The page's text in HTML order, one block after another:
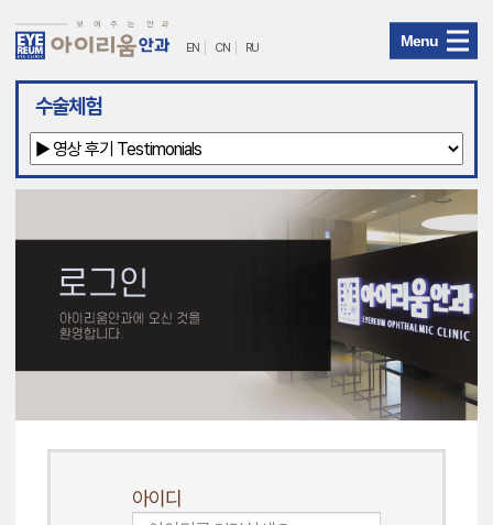
아
리
움
뉴
EN CN RU Menu
수술체험
아이디